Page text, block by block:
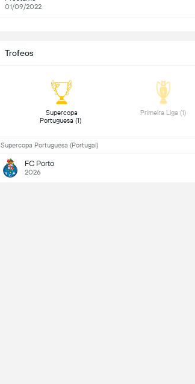
01/09/2022
Trofeos
Supercopa
Supercopa Portuguesa (Portugal)
FC Porto
2026